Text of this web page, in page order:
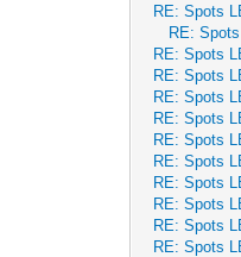
RE: Spots
RE:
RE: Spots
RE: Spots
RE: Spots
RE: Spots
RE: Spots
RE: Spots
RE: Spots
RE: Spots
RE: Spots
RE: Spots